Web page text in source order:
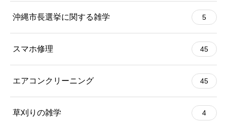
沖縄市長選挙に関する雑学 5
スマホ修理 45
エアコンクリーニング 45
草刈りの雑学 4